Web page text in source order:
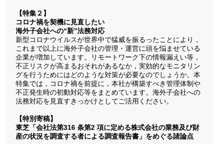
【特集２】
コロナ禍を契機に見直したい
海外子会社への“新”法務対応
新型コロナウイルスが世界中で猛威を振るったことにより，
これまで以上に海外子会社の管理・運営に頭を悩ませている
企業が増加しています。リモートワーク下の情報漏えい等，
不正リスクが高まるおそれがあるなか，実効的なモニタリン
グを行うためにはどのような対策が必要なのでしょうか。本
特集では，コロナ禍を前提に，本社が構築すべき管理体制や
不正発生時の初動対応等をまとめています。海外子会社への
法務対応を見直すきっかけとしてご活用ください。
【特別寄稿】
東芝「会社法第316 条第2 項に定める株式会社の業務及び財
産の状況を調査する者による調査報告書」をめぐる諸論点